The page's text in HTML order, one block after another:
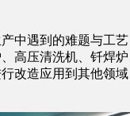
中遇到的难题与工
高压清洗机、钎焊
改造应用到其他领